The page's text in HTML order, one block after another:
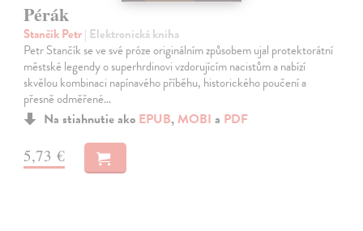
Pérák
Stančík Petr| Elektronická kniha
Petr Stančík se ve své próze originálním způsobem ujal protektorátní
městské legendy o superhrdinovi vzdorujícím nacistům a nabízí
skvělou kombinaci napínavého příběhu, historického poučení a
přesně odměřené…
Na stiahnutie ako EPUB, MOBI a PDF
5,73 €